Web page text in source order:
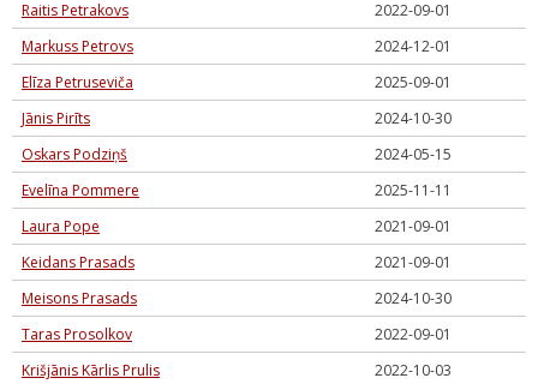
Raitis Petrakovs
2022-09-01
Markuss Petrovs
2024-12-01
Elīza Petruseviča
2025-09-01
Jānis Pirīts
2024-10-30
Oskars Podziņš
2024-05-15
Evelīna Pommere
2025-11-11
Laura Pope
2021-09-01
Keidans Prasads
2021-09-01
Meisons Prasads
2024-10-30
Taras Prosolkov
2022-09-01
Krišjānis Kārlis Prulis
2022-10-03